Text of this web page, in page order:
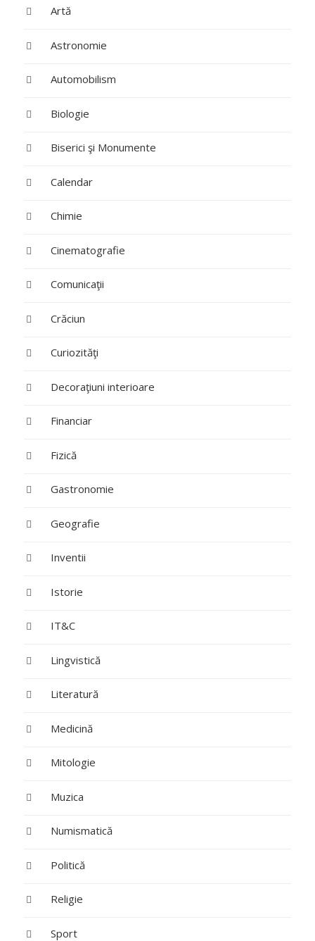
Artă
Astronomie
Automobilism
Biologie
Biserici şi Monumente
Calendar
Chimie
Cinematografie
Comunicaţii
Crăciun
Curiozităţi
Decoraţiuni interioare
Financiar
Fizică
Gastronomie
Geografie
Inventii
Istorie
IT&C
Lingvistică
Literatură
Medicină
Mitologie
Muzica
Numismatică
Politică
Religie
Sport